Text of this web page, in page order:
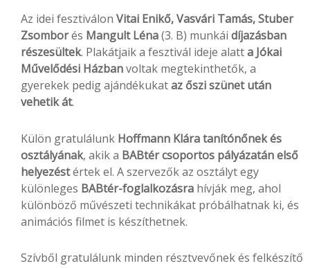
Az idei fesztiválon Vitai Enikő, Vasvári Tamás, Stuber
Zsomborés Mangult Léna(3. B) munkái díjazásban
részesültek. Plakátjaik a fesztivál ideje alatta Jókai
Művelődési Házbanvoltak megtekinthetők, a
gyerekek pedig ajándékukataz őszi szünet után
vehetik át.
Külön gratulálunk Hoffmann Klára tanítónőnek és
osztályának, akik a BABtér csoportos pályázatán első
helyezéstértek el. A szervezők az osztályt egy
különleges BABtér-foglalkozásra hívják meg, ahol
különböző művészeti technikákat próbálhatnak ki, és
animációs filmet is készíthetnek.
Szívből gratulálunk minden résztvevőnek és felkészítő